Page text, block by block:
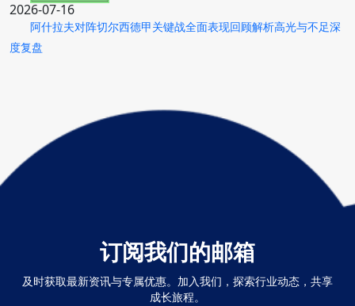
2026-07-16
阿什拉夫对阵切尔西德甲关键战全面表现回顾解析高光与不足深
度复盘
订阅我们的邮箱
及时获取最新资讯与专属优惠。加入我们，探索行业动态，共享
成长旅程。